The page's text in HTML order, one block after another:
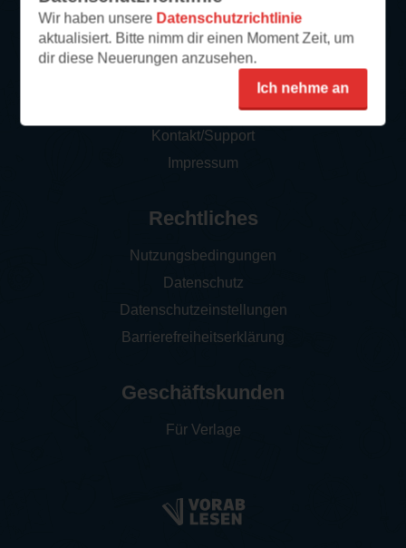
Wir haben unsere Datenschutzrichtlinie
aktualisiert. Bitte nimm dir einen Moment Zeit, um
dir diese Neuerungen anzusehen.
Ich nehme an
Service
So funktioniert‘s
Newsletter abonnieren
Kontakt/Support
Impressum
Rechtliches
Nutzungsbedingungen
Datenschutz
Datenschutzeinstellungen
Barrierefreiheitserklärung
Geschäftskunden
Für Verlage